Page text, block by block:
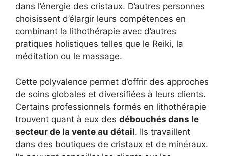
dans l’énergie des cristaux. D’autres personnes
choisissent d’élargir leurs compétences en
combinant la lithothérapie avec d’autres
pratiques holistiques telles que le Reiki, la
méditation ou le massage.
Cette polyvalence permet d’offrir des approches
de soins globales et diversifiées à leurs clients.
Certains professionnels formés en lithothérapie
trouvent quant à eux des débouchés dans le
secteur de la vente au détail. Ils travaillent
dans des boutiques de cristaux et de minéraux.